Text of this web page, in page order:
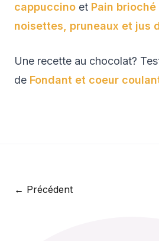
cappuccino et Pain brioché
noisettes, pruneaux et jus
Une recette au chocolat?
de Fondant et coeur
← Précédent